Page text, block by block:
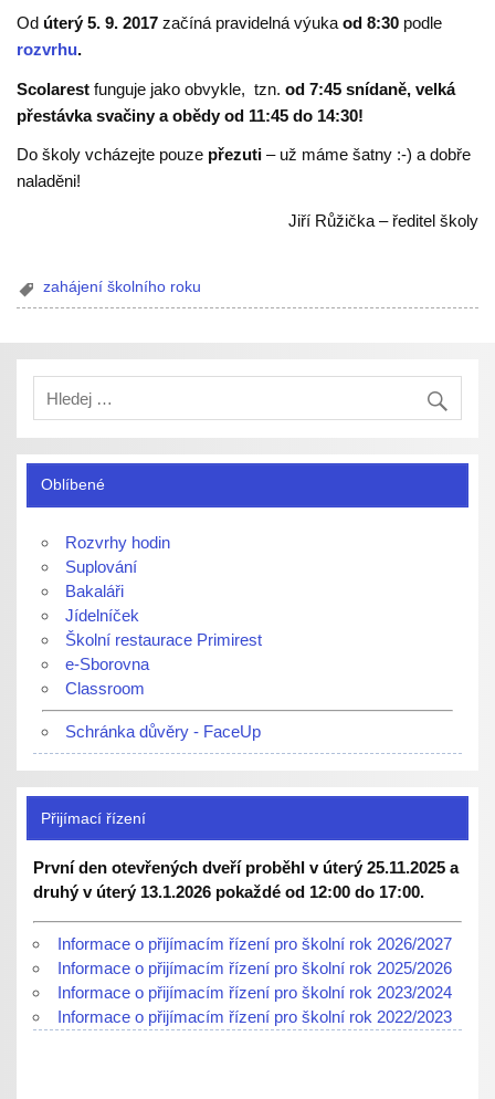
Od úterý 5. 9. 2017začíná pravidelná výukaod 8:30 podle
rozvrhu.
Scolarestfunguje jako obvykle, tzn. od 7:45 snídaně, velká
přestávka svačiny a obědy od 11:45 do 14:30!
Do školy vcházejte pouze přezuti – už máme šatny :-) a dobře
naladěni!
Jiří Růžička – ředitel školy
zahájení školního roku
Oblíbené
Rozvrhy hodin
Suplování
Bakaláři
Jídelníček
Školní restaurace Primirest
e-Sborovna
Classroom
Schránka důvěry - FaceUp
Přijímací řízení
První den otevřených dveří proběhl v úterý 25.11.2025 a
druhý v úterý 13.1.2026 pokaždé od 12:00 do 17:00.
Informace o přijímacím řízení pro školní rok 2026/2027
Informace o přijímacím řízení pro školní rok 2025/2026
Informace o přijímacím řízení pro školní rok 2023/2024
Informace o přijímacím řízení pro školní rok 2022/2023